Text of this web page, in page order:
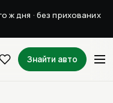
ж дня · без прихованих
Знайти авто